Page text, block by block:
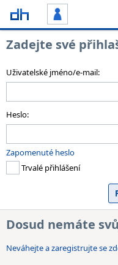
Zadejte své
Uživatelské jméno/e-mail:
Heslo:
Zapomenuté heslo
Trvalé přihlášení
Dosud nemáte
Neváhejte a zaregistrujte se